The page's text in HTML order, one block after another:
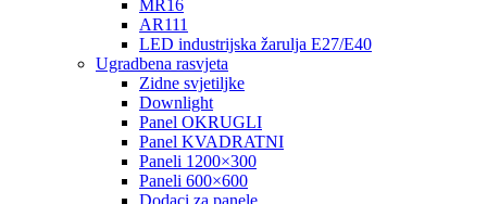
MR16
AR111
LED industrijska žarulja E27/E40
Ugradbena rasvjeta
Zidne svjetiljke
Downlight
Panel OKRUGLI
Panel KVADRATNI
Paneli 1200×300
Paneli 600×600
Dodaci za panele